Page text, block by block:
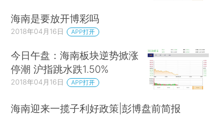
海南是要放开博彩吗
2018年04月16日 APP打开
今日午盘：海南板块逆势掀涨
停潮 沪指跳水跌1.50%
2018年04月16日 APP打开
海南迎来一揽子利好政策|彭博盘前简报